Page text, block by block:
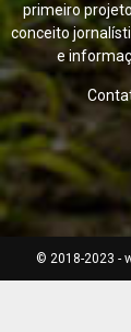
primeiro
conceito
e
© 2018-2023 -